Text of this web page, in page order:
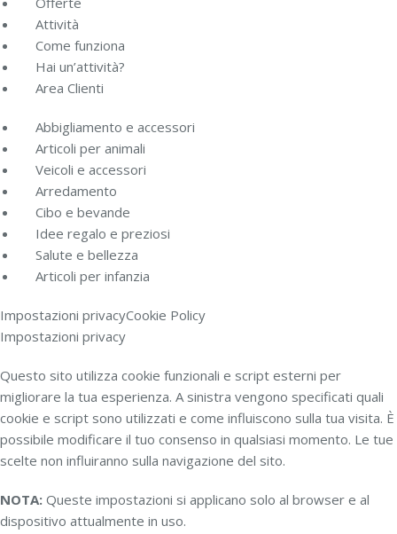
Attività
Come funziona
Hai un’attività?
Area Clienti
Abbigliamento e accessori
Articoli per animali
Veicoli e accessori
Arredamento
Cibo e bevande
Idee regalo e preziosi
Salute e bellezza
Articoli per infanzia
Impostazioni privacyCookie Policy
Impostazioni privacy
Questo sito utilizza cookie funzionali e script esterni per
migliorare la tua esperienza. A sinistra vengono specificati quali
cookie e script sono utilizzati e come influiscono sulla tua visita. È
possibile modificare il tuo consenso in qualsiasi momento. Le tue
scelte non influiranno sulla navigazione del sito.
NOTA: Queste impostazioni si applicano solo al browser e al
dispositivo attualmente in uso.